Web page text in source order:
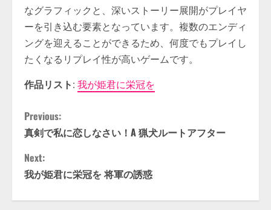
なグラフィックと、深いストーリー展開がプレイヤ
ーを引き込む要素となっています。複数のエンディ
ングを迎えることができるため、何度でもプレイし
たくなるリプレイ性が高いゲームです。
作品リスト: 我が姫君に栄冠を
C
o
n
t
Previous:
真剣で私に恋しなさい！A 猟犬ルートアフター
Next:
我が姫君に栄冠を 将軍の誘惑